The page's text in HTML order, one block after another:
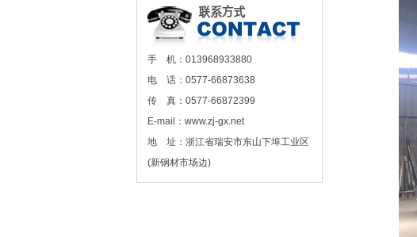
手 机：013968933880
电 话：0577-66873638
传 真：0577-66872399
E-mail：www.zj-gx.net
地 址：浙江省瑞安市东山下埠工业区
(新钢材市场边)